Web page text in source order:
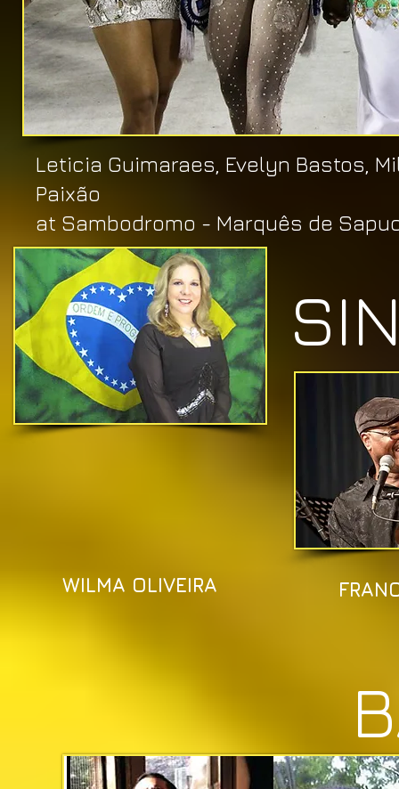
Leticia Guimaraes, Evelyn Bastos,
Paixão
at Sambodromo - Marquês de
WILMA OLIVEIRA